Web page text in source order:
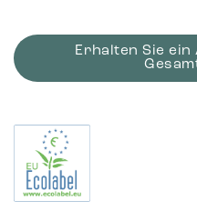
Erhalten Sie